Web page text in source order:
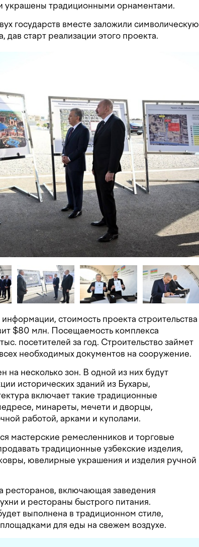
украшены традиционными орнаментами.
государств вместе заложили символическую
дав старт реализации этого проекта.
стоимость проекта строительства
$80 млн. Посещаемость комплекса
посетителей за год. Строительство займет
необходимых документов на сооружение.
на несколько зон. В одной из них будут
исторических зданий из Бухары,
включает такие традиционные
минареты, мечети и дворцы,
работой, арками и куполами.
мастерские ремесленников и торговые
традиционные узбекские изделия,
ювелирные украшения и изделия ручной
ресторанов, включающая заведения
и рестораны быстрого питания.
выполнена в традиционном стиле,
для еды на свежем воздухе.